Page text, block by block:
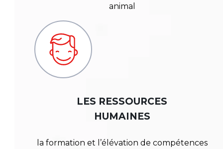
animal
LES RESSOURCES
HUMAINES
la formation et l’élévation de compétences